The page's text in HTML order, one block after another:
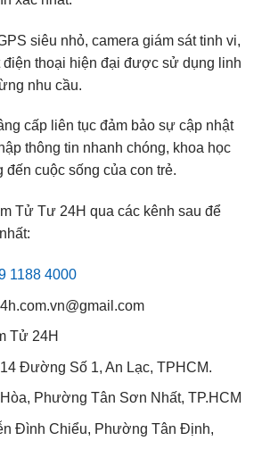
siêu nhỏ, camera giám sát tinh vi,
điện thoại hiện đại được sử dụng linh
nhu cầu.
cấp liên tục đảm bảo sự cập nhật
thông tin nhanh chóng, khoa học
cuộc sống của con trẻ.
Tử Tư 24H qua các kênh sau để
1188 4000
Tử 24H
Đường Số 1, An Lạc, TPHCM.
Phường Tân Sơn Nhất, TP.HCM
Đình Chiểu, Phường Tân Định,